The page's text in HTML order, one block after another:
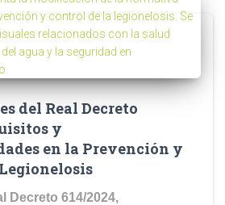
del Real Decreto
y
en la Prevención y
Decreto 614/2024,